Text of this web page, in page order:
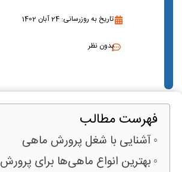
تاریخ به روزرسانی: 24 آبان 1402
بدون نظر
فهرست مطالب
آشنایی با شغل پرورش ماهی
بهترین انواع ماهی‌ها برای پرورش